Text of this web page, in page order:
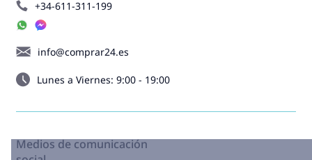
+34-611-311-199
info@comprar24.es
Lunes a Viernes: 9:00 - 19:00
Medios de comunicación